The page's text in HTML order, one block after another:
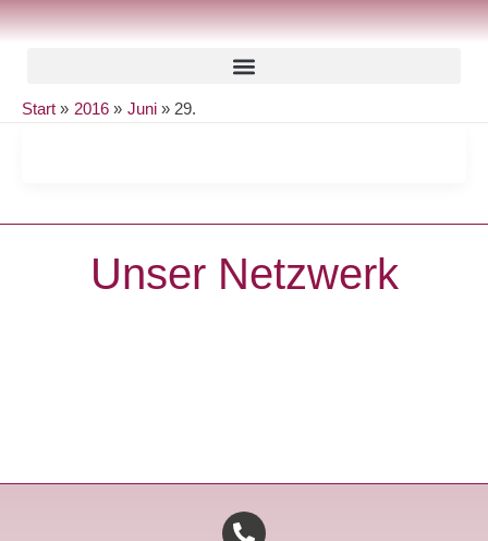
Zum
Inhalt
Start 2016 Juni 29.
Unser Netzwerk